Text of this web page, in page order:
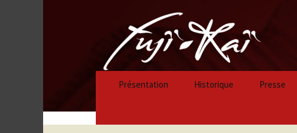
Présentation Historique Presse